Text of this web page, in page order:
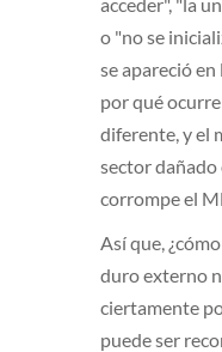
o "no se
se apareció
por qué
diferente, y el
sector dañado
corrompe el
Así que,
duro externo
ciertamente
puede ser